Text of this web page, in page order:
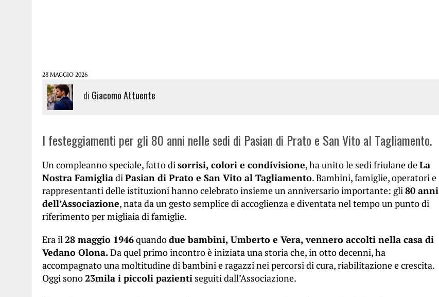
28 MAGGIO 2026
di Giacomo Attuente
I festeggiamenti per gli 80 anni nelle sedi di Pasian di Prato e San Vito al Tagliamento.
Un compleanno speciale, fatto disorrisi, colori e condivisione, ha unito le sedi friulane deLa
Nostra FamigliadiPasian di Prato e San Vito al Tagliamento. Bambini, famiglie, operatori e
rappresentanti delle istituzioni hanno celebrato insieme un anniversario importante: gli80 anni
dell’Associazione, nata da un gesto semplice di accoglienza e diventata nel tempo un punto di
riferimento per migliaia di famiglie.
Era il28 maggio 1946quandodue bambini, Umberto e Vera, vennero accolti nella casa di
Vedano Olona.Da quel primo incontro è iniziata una storia che, in otto decenni, ha
accompagnato una moltitudine di bambini e ragazzi nei percorsi di cura, riabilitazione e crescita.
Oggi sono23mila i piccoli pazienti seguiti dall’Associazione.